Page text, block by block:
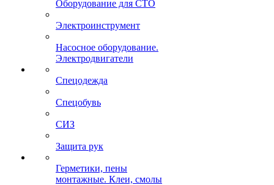
Оборудование для СТО
Электроинструмент
Насосное оборудование.
Электродвигатели
Спецодежда
Спецобувь
СИЗ
Защита рук
Герметики, пены
монтажные. Клеи, смолы